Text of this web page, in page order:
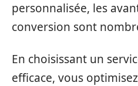
personnalisée, les
conversion sont
En choisissant un
efficace, vous